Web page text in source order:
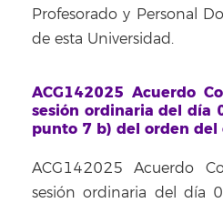
Profesorado y Personal
de esta Universidad.
ACG142025 Acuerdo
sesión ordinaria del día
punto 7 b) del orden del
ACG142025 Acuerdo
sesión ordinaria del día